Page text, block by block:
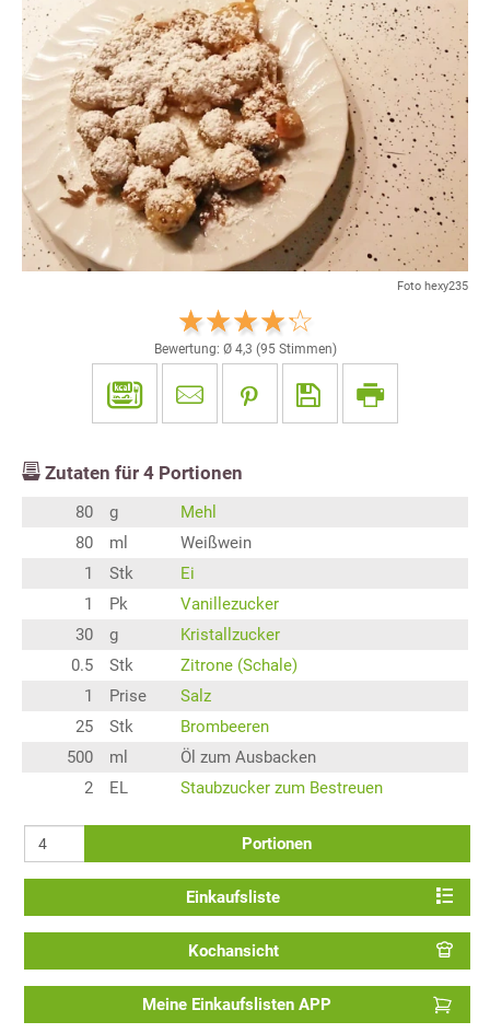
Foto hexy235
Bewertung: Ø 4,3 (95Stimmen)
Zutaten für 4 Portionen
80 g
Mehl
80
ml
Weißwein
1
Stk
Ei
1
Pk
Vanillezucker
30
g
Kristallzucker
0.5
Stk
Zitrone (Schale)
1
Prise
Salz
25
Stk
Brombeeren
500
ml
Öl zum Ausbacken
2
EL Staubzucker zum Bestreuen
Portionen
Einkaufsliste
Kochansicht
Meine Einkaufslisten APP